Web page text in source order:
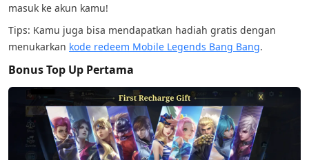
masuk ke akun kamu!
Tips: Kamu juga bisa mendapatkan hadiah gratis dengan
menukarkan kode redeem Mobile Legends Bang Bang.
Bonus Top Up Pertama